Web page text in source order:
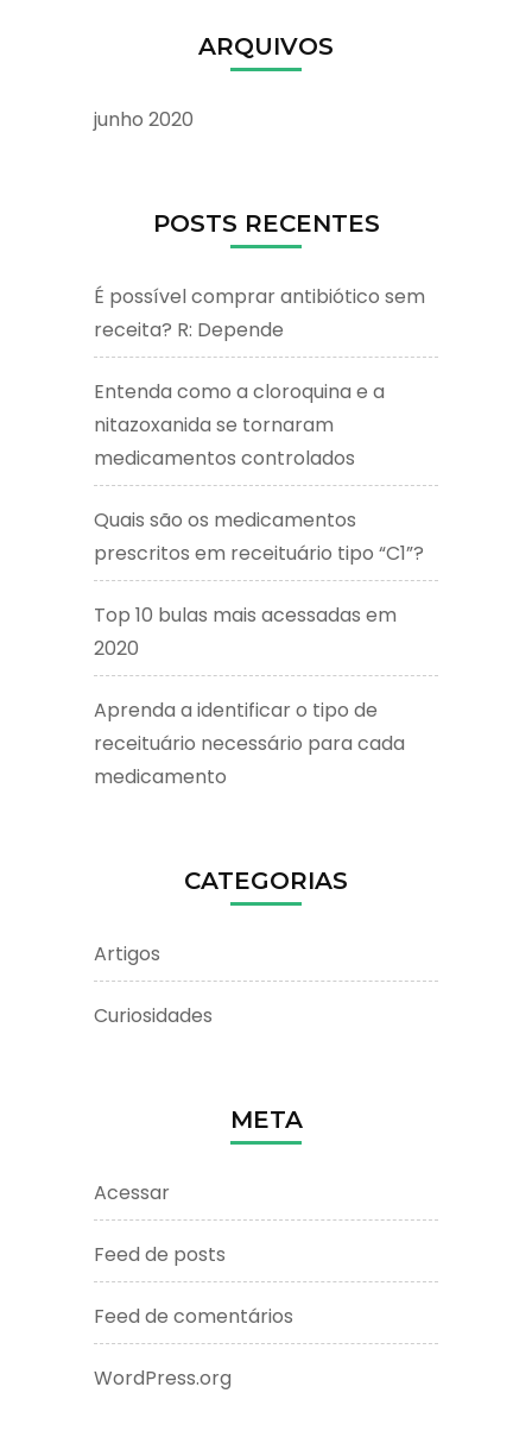
ARQUIVOS
junho 2020
POSTS RECENTES
É possível comprar antibiótico sem
receita? R: Depende
Entenda como a cloroquina e a
nitazoxanida se tornaram
medicamentos controlados
Quais são os medicamentos
prescritos em receituário tipo “C1”?
Top 10 bulas mais acessadas em
2020
Aprenda a identificar o tipo de
receituário necessário para cada
medicamento
CATEGORIAS
Artigos
Curiosidades
META
Acessar
Feed de posts
Feed de comentários
WordPress.org